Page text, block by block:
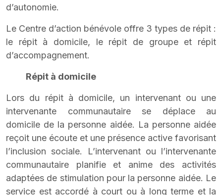
d’autonomie.
Le Centre d’action bénévole offre 3 types de répit :
le répit à domicile, le répit de groupe et répit
d’accompagnement.
Répit à domicile
Lors du répit à domicile, un intervenant ou une
intervenante communautaire se déplace au
domicile de la personne aidée. La personne aidée
reçoit une écoute et une présence active favorisant
l’inclusion sociale. L’intervenant ou l’intervenante
communautaire planifie et anime des activités
adaptées de stimulation pour la personne aidée. Le
service est accordé à court ou à long terme et la